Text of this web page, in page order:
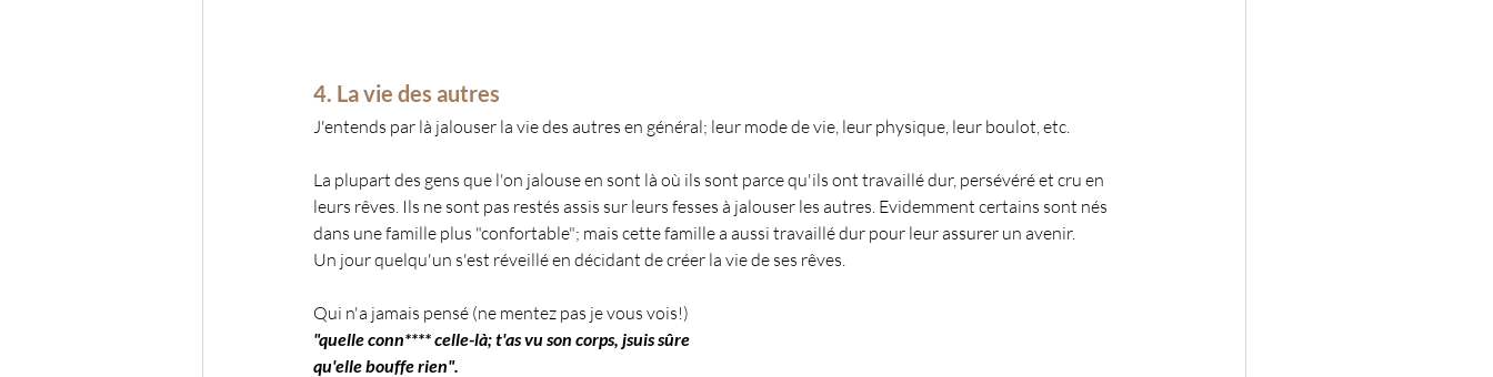
4. La vie des autres
J'entends par là jalouser la vie des autres en général; leur mode de vie, leur physique, leur boulot, etc.
La plupart des gens que l'on jalouse en sont là où ils sont parce qu'ils ont travaillé dur, persévéré et cru en
leurs rêves. Ils ne sont pas restés assis sur leurs fesses à jalouser les autres. Evidemment certains sont nés
dans une famille plus "confortable"; mais cette famille a aussi travaillé dur pour leur assurer un avenir.
Un jour quelqu'un s'est réveillé en décidant de créer la vie de ses rêves.
Qui n'a jamais pensé (ne mentez pas je vous vois!)
"quelle conn**** celle-là; t'as vu son corps, jsuis sûre
qu'elle bouffe rien".